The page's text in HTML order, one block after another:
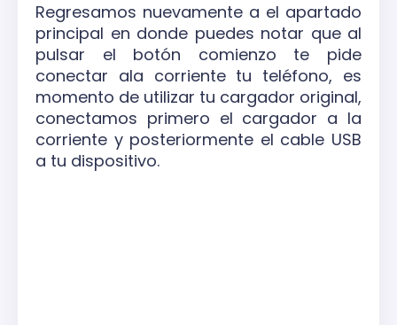
Regresamos nuevamente a el apartado
principal en donde puedes notar que al
pulsar el botón comienzo te pide
conectar ala corriente tu teléfono, es
momento de utilizar tu cargador original,
conectamos primero el cargador a la
corriente y posteriormente el cable USB
a tu dispositivo.